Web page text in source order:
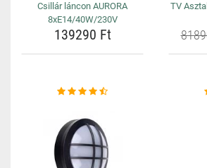
Csillár láncon AURORA
8xE14/40W/230V
139290 Ft
TV